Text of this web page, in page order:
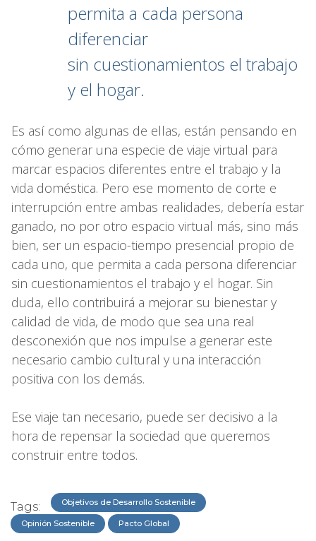
permita a cada persona
diferenciar
sin cuestionamientos el trabajo
y el hogar.
Es así como algunas de ellas, están pensando en
cómo generar una especie de viaje virtual para
marcar espacios diferentes entre el trabajo y la
vida doméstica. Pero ese momento de corte e
interrupción entre ambas realidades, debería estar
ganado, no por otro espacio virtual más, sino más
bien, ser un espacio-tiempo presencial propio de
cada uno, que permita a cada persona diferenciar
sin cuestionamientos el trabajo y el hogar. Sin
duda, ello contribuirá a mejorar su bienestar y
calidad de vida, de modo que sea una real
desconexión que nos impulse a generar este
necesario cambio cultural y una interacción
positiva con los demás.
Ese viaje tan necesario, puede ser decisivo a la
hora de repensar la sociedad que queremos
construir entre todos.
Tags: Objetivos de Desarrollo Sostenible
Opinión Sostenible Pacto Global